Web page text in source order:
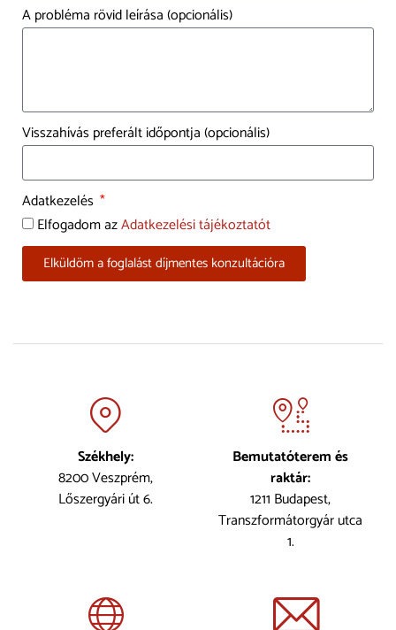
A probléma rövid leírása (opcionális)
Visszahívás preferált időpontja (opcionális)
Adatkezelés
Elfogadom azAdatkezelési tájékoztatót
Elküldöm a foglalást díjmentes konzultációra
Székhely:
8200 Veszprém,
Lőszergyári út 6.
Bemutatóterem és
raktár:
1211 Budapest,
Transzformátorgyár utca
1.